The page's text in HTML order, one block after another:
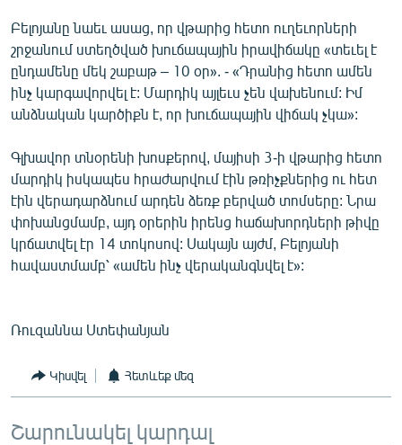
Русский
ՀԵՏԵՎԵՔ ՄԵԶ
«Ազատության» բոլոր կայքերը
Բելոյանը նաեւ ասաց, որ վթարից հետո ուղեւորների
շրջանում ստեղծված խուճապային իրավիճակը «տեւել է
ընդամենը մեկ շաբաթ – 10 օր». - «Դրանից հետո ամեն
ինչ կարգավորվել է: Մարդիկ այլեւս չեն վախենում: Իմ
անձնական կարծիքն է, որ խուճապային վիճակ չկա»:
Գլխավոր տնօրենի խոսքերով, մայիսի 3-ի վթարից հետո
մարդիկ իսկապես հրաժարվում էին թռիչքներից ու հետ
էին վերադարձնում արդեն ձեռք բերված տոմսերը: Նրա
փոխանցմամբ, այդ օրերին իրենց հաճախորդների թիվը
կրճատվել էր 14 տոկոսով: Սակայն այժմ, Բելոյանի
հավաստմամբ՝ «ամեն ինչ վերականգնվել է»:
Ռուզաննա Ստեփանյան
Կիսվել Հետևեք մեզ
Շարունակել կարդալ